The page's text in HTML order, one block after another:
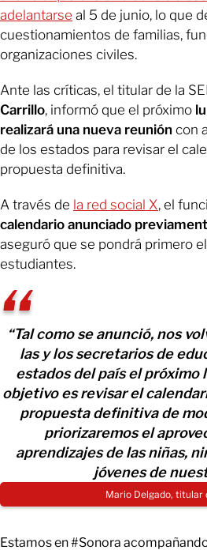
adelantarse al 5 de junio, lo que
cuestionamientos de familias,
organizaciones civiles.
Ante las críticas, el titular de la
Carrillo, informó que el próximo
realizará una nueva reunión con
de los estados para revisar el
propuesta definitiva.
A través de la red social X, el
calendario anunciado
aseguró que se pondrá primero
estudiantes.
“Tal como se anunció, nos
las y los secretarios de
estados del país el próximo
objetivo es revisar el
propuesta definitiva de
priorizaremos el
aprendizajes de las niñas,
jóvenes de
Mario Delgado, titular
Estamos en#Sonora